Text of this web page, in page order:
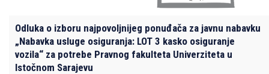
Odluka o izboru najpovoljnijeg ponuđača za javnu nabavku
„Nabavka usluge osiguranja: LOT 3 kasko osiguranje
vozila“ za potrebe Pravnog fakulteta Univerziteta u
Istočnom Sarajevu